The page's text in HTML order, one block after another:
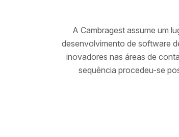
A Cambragest assume um
desenvolvimento de software
inovadores nas áreas de
sequência procedeu-se